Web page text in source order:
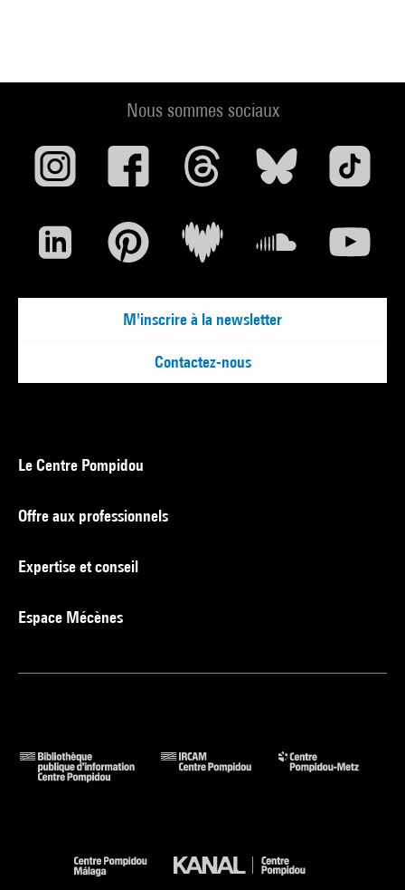
Nous sommes sociaux
M'inscrire à la newsletter
Contactez-nous
Le Centre Pompidou
Offre aux professionnels
Expertise et conseil
Espace Mécènes